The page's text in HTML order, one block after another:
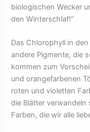
biologischen Wecker
den Winterschlaf!“
Das Chlorophyll in
andere Pigmente, die
kommen zum
und orangefarbenen
roten und violetten
die Blätter verwandeln
Farben, die wir alle